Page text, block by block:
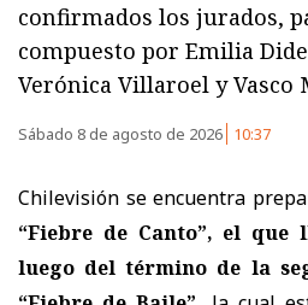
confirmados los jurados,
compuesto por Emilia
Verónica Villaroel y Vasco
Sábado 8 de agosto de 2026 10:37
Chilevisión se encuentra
“Fiebre de Canto”, el
luego del término de la